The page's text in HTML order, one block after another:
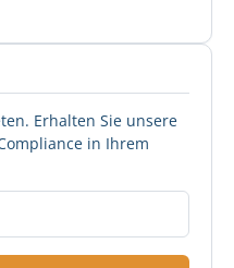
Erhalten Sie unsere
in Ihrem